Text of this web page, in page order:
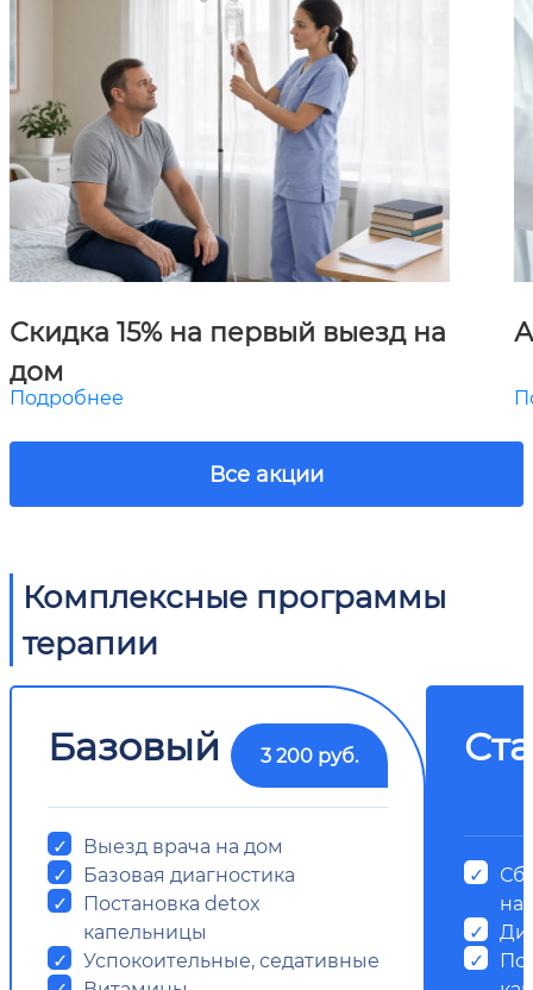
Скидка 15% на первый выезд на
дом
Подробнее
Все акции
Комплексные программы
терапии
Базовый 3 200 руб.
Выезд врача на дом
Базовая диагностика
Постановка detox
капельницы
Успокоительные, седативные
на